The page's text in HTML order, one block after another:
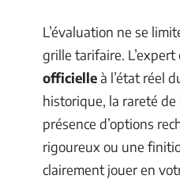
L’évaluation ne se
grille tarifaire.
officielleà l’état réel
historique, la rareté de
présence d’options
rigoureux ou une
clairement jouer en